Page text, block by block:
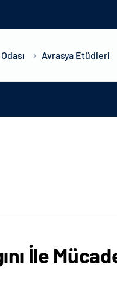
Avrasya Etüdleri
İle